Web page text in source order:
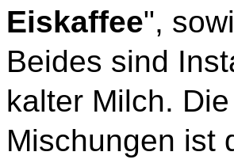
Eiskaffee",
Beides sind
kalter Milch.
Mischungen ist